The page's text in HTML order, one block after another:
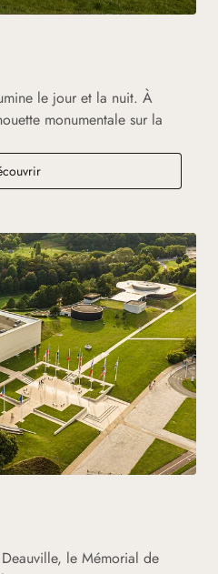
le jour et la nuit. À
monumentale sur la
Casinos Barrière
le Mémorial de